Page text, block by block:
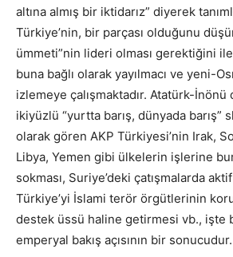
altına almış bir iktidarız” diyerek
Türkiye’nin, bir parçası olduğunu
ümmeti”nin lideri olması gerektiğini
buna bağlı olarak yayılmacı ve yeni-
izlemeye çalışmaktadır. Atatürk-
ikiyüzlü “yurtta barış, dünyada barış”
olarak gören AKP Türkiyesi’nin Irak,
Libya, Yemen gibi ülkelerin işlerine
sokması, Suriye’deki çatışmalarda
Türkiye’yi İslami terör örgütlerinin
destek üssü haline getirmesi vb., işte
emperyal bakış açısının bir sonucudur.